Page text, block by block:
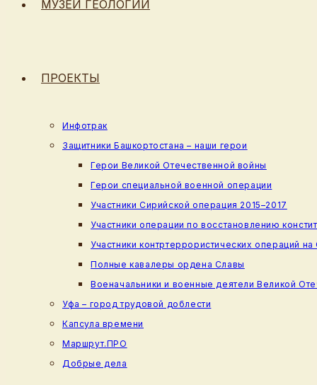
МУЗЕЙ ГЕОЛОГИИ
ПРОЕКТЫ
Инфотрак
Защитники Башкортостана – наши герои
Герои Великой Отечественной войны
Герои специальной военной операции
Участники Сирийской операция 2015–2017
Участники операции по восстановлению
Участники контртеррористических операций
Полные кавалеры ордена Славы
Военачальники и военные деятели Великой
Уфа – город трудовой доблести
Капсула времени
Маршрут.ПРО
Добрые дела